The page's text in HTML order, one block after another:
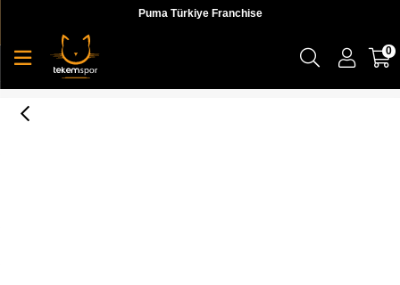
Puma Türkiye Franchise
0